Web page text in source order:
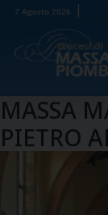
Skip
content
7 Agosto 2026
MASSA
PIETRO